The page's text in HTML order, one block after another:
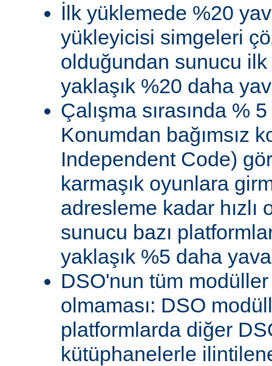
İlk yüklemede %20
yükleyicisi simgeleri
olduğundan sunucu ilk
yaklaşık %20 daha
Çalışma sırasında %
Konumdan bağımsız
Independent Code)
karmaşık oyunlara
adresleme kadar hızlı
sunucu bazı
yaklaşık %5 daha
DSO'nun tüm
olmaması: DSO
platformlarda diğer
kütüphanelerle